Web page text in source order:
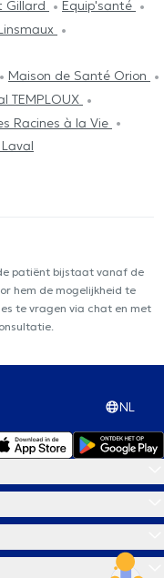
Gillard
Equip'santé
Maison de Santé Orion
TEMPLOUX
Racines à la Vie
patiënt bijstaat vanaf de
hem de mogelijkheid te
te vragen via chat en met
NL